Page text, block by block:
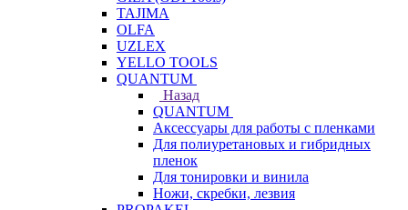
TAJIMA
OLFA
UZLEX
YELLO TOOLS
QUANTUM
Назад
QUANTUM
Аксессуары для работы с пленками
Для полиуретановых и гибридных
пленок
Для тонировки и винила
Ножи, скребки, лезвия